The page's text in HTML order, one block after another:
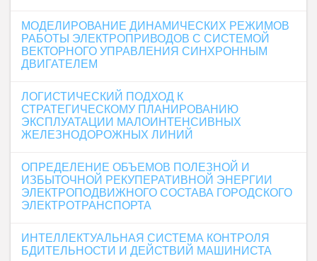
МОДЕЛИРОВАНИЕ ДИНАМИЧЕСКИХ РЕЖИМОВ
РАБОТЫ ЭЛЕКТРОПРИВОДОВ С СИСТЕМОЙ
ВЕКТОРНОГО УПРАВЛЕНИЯ СИНХРОННЫМ
ДВИГАТЕЛЕМ
ЛОГИСТИЧЕСКИЙ ПОДХОД К
СТРАТЕГИЧЕСКОМУ ПЛАНИРОВАНИЮ
ЭКСПЛУАТАЦИИ МАЛОИНТЕНСИВНЫХ
ЖЕЛЕЗНОДОРОЖНЫХ ЛИНИЙ
ОПРЕДЕЛЕНИЕ ОБЪЕМОВ ПОЛЕЗНОЙ И
ИЗБЫТОЧНОЙ РЕКУПЕРАТИВНОЙ ЭНЕРГИИ
ЭЛЕКТРОПОДВИЖНОГО СОСТАВА ГОРОДСКОГО
ЭЛЕКТРОТРАНСПОРТА
ИНТЕЛЛЕКТУАЛЬНАЯ СИСТЕМА КОНТРОЛЯ
БДИТЕЛЬНОСТИ И ДЕЙСТВИЙ МАШИНИСТА